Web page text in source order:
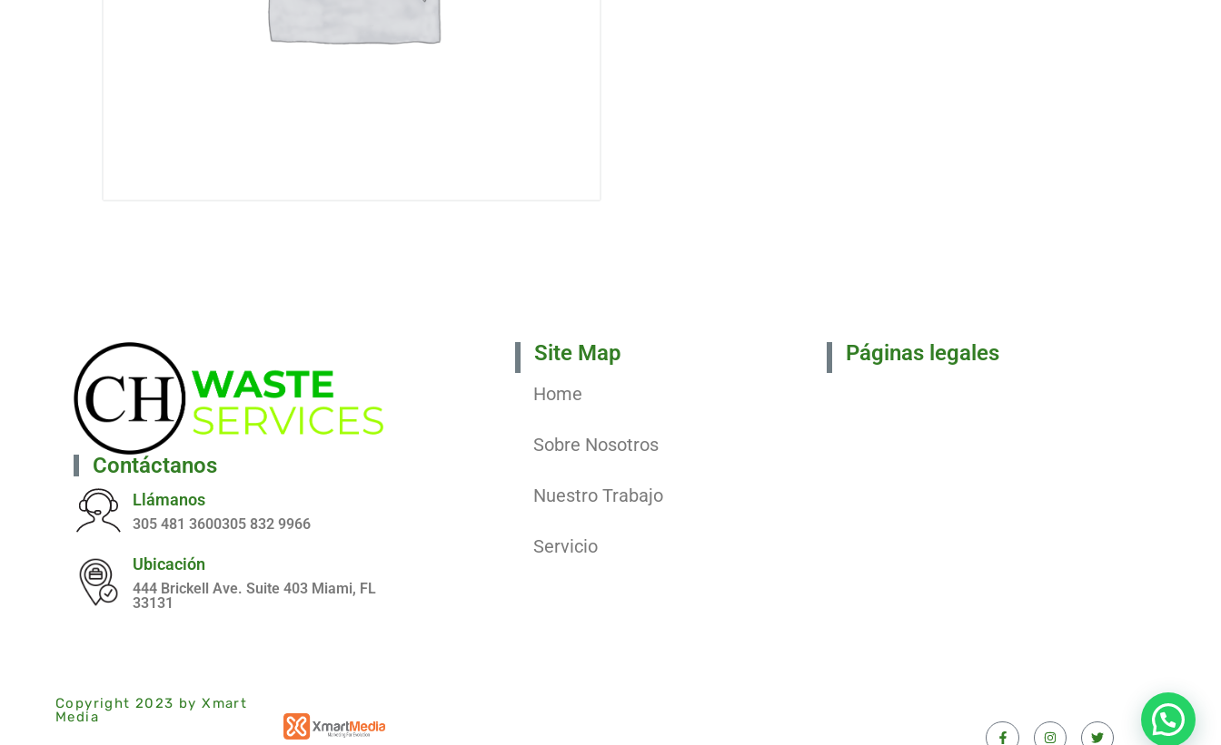
Contáctanos
Llámanos
305 481 3600305 832 9966
Ubicación
444 Brickell Ave. Suite 403 Miami, FL
33131
Site Map
Home
Sobre Nosotros
Nuestro Trabajo
Servicio
Páginas legales
Copyright 2023 by Xmart
Media